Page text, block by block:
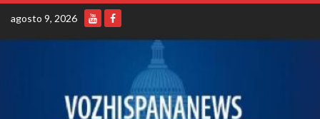
Skip
content
agosto 9, 2026